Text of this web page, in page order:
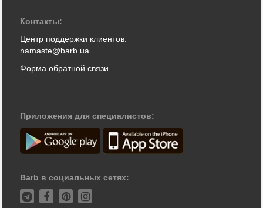
Контакты:
Центр поддержки клиентов:
namaste@barb.ua
Форма обратной связи
Приложения для специалистов:
Barb в социальных сетях: